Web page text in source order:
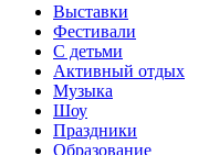
Выставки
Фестивали
С детьми
Активный отдых
Музыка
Шоу
Праздники
Образование